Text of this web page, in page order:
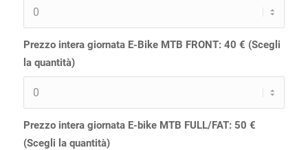
Prezzo intera giornata E-Bike MTB FRONT: 40 € (Scegli
la quantità)
Prezzo intera giornata E-bike MTB FULL/FAT: 50 €
(Scegli la quantità)